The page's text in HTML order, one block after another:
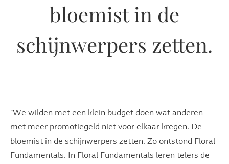
bloemist in de
schijnwerpers zetten.
"We wilden met een klein budget doen wat anderen
met meer promotiegeld niet voor elkaar kregen. De
bloemist in de schijnwerpers zetten. Zo ontstond Floral
Fundamentals. In Floral Fundamentals leren telers de